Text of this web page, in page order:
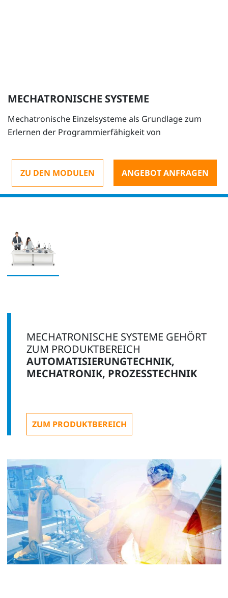
MECHATRONISCHE SYSTEME
Mechatronische Einzelsysteme als Grundlage zum
Erlernen der Programmierfähigkeit von
ZU DEN MODULEN ANGEBOT ANFRAGEN
MECHATRONISCHE SYSTEME GEHÖRT
ZUM PRODUKTBEREICH
AUTOMATISIERUNGTECHNIK,
MECHATRONIK, PROZESSTECHNIK
ZUM PRODUKTBEREICH